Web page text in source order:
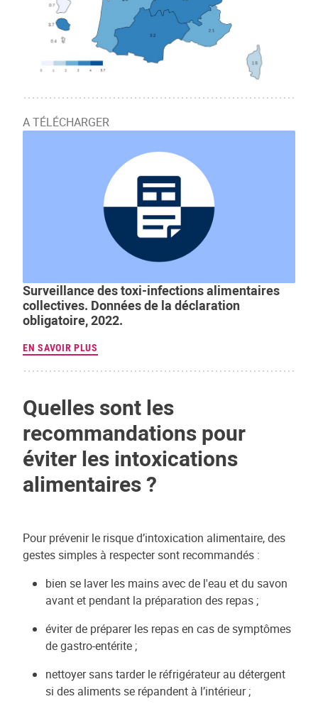
A TÉLÉCHARGER
Surveillance des toxi-infections alimentaires
collectives. Données de la déclaration
obligatoire, 2022.
EN SAVOIR PLUS
Quelles sont les
recommandations pour
éviter les intoxications
alimentaires ?
Pour prévenir le risque d’intoxication alimentaire, des
gestes simples à respecter sont recommandés :
bien se laver les mains avec de l'eau et du savon
avant et pendant la préparation des repas ;
éviter de préparer les repas en cas de symptômes
de gastro-entérite ;
nettoyer sans tarder le réfrigérateur au détergent
si des aliments se répandent à l’intérieur ;